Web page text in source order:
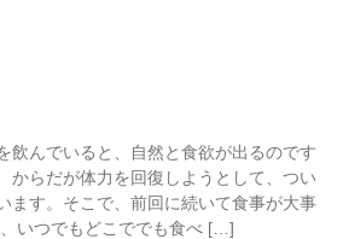
飲んでいると、自然と食欲が出るのです
からだが体力を回復しようとして、つい
ます。そこで、前回に続いて食事が大事
いつでもどこででも食べ […]